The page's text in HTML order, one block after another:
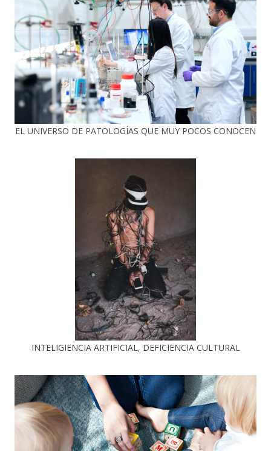
EL UNIVERSO DE PATOLOGÍAS QUE MUY POCOS CONOCEN
INTELIGIENCIA ARTIFICIAL, DEFICIENCIA CULTURAL